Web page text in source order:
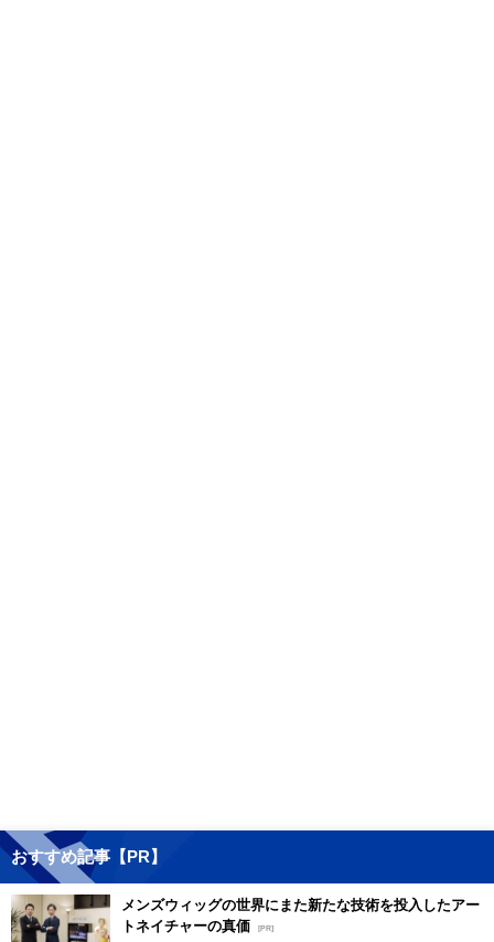
おすすめ記事【PR】
メンズウィッグの世界にまた新たな技術を投入したアー
トネイチャーの真価 [PR]